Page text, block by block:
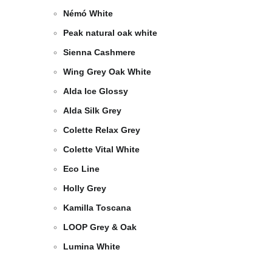
Némó White
Peak natural oak white
Sienna Cashmere
Wing Grey Oak White
Alda Ice Glossy
Alda Silk Grey
Colette Relax Grey
Colette Vital White
Eco Line
Holly Grey
Kamilla Toscana
LOOP Grey & Oak
Lumina White